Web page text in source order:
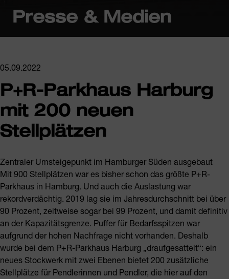
Presse & Medien
05.09.2022
P+R-Parkhaus Harburg
mit 200 neuen
Stellplätzen
Zentraler Umsteigepunkt im Hamburger Süden ausgebaut
Mit 900 Stellplätzen war es bisher schon das größte P+R-
Parkhaus in Hamburg. Und auch die Auslastung war
rekordverdächtig. 2019 lag sie im Jahresdurchschnitt bei über
90 Prozent, zeitweise sogar bei 99 Prozent, und damit definitiv
an der Kapazitätsgrenze. Puffer für Bedarfsspitzen war
aufgrund der hohen Nachfrage nicht vorhanden. Deshalb
wurde bei dem P+R-Parkhaus Harburg „draufgesattelt“: ein
neues Stockwerk mit zwei Ebenen bietet 200 zusätzliche
Stellplätze für Pendlerinnen und Pendler, die hier auf den